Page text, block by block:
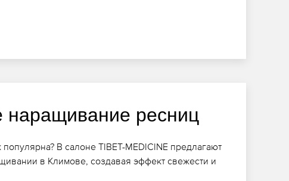
наращивание ресниц
популярна? В салоне TIBET-MEDICINE предлагают
в Климове, создавая эффект свежести и